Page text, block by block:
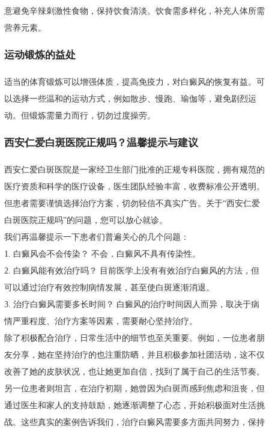
意避免辛辣刺激性食物，保持饮食清淡。饮食需多样化，补充人体所需
营养元素。
运动锻炼的益处
适当的体育锻炼可以增强体质，提高免疫力，对白癜风的恢复有益。可
以选择一些温和的运动方式，例如散步、慢跑、瑜伽等，避免剧烈运
动。但锻炼需量力而行，切勿过度操劳。
西安仁爱白斑医院正规吗？温馨提示与建议
西安仁爱白斑医院是一家经卫生部门批准的正规专科医院，拥有规范的
医疗资质和科学的医疗设备，医生团队经验丰富，收费标准公开透明。
但患者需要谨慎选择治疗方案，切勿轻信不真实广告。关于“西安仁爱
白斑医院正规吗”的问题，您可以放心就诊。
我们再温馨提示一下患者们普遍关心的几个问题：
1. 白癜风会不会传染？ 不会，白癜风不具有传染性。
2. 白癜风能有效治疗吗？ 目前医学上没有有效治疗白癜风的方法，但
可以通过治疗有效控制病情发展，甚至使白斑逐渐消退。
3. 治疗白癜风需要多长时间？ 白癜风的治疗时间因人而异，取决于病
情严重程度、治疗方案等因素，需要耐心坚持治疗。
除了积极配合治疗，日常生活中的细节也至关重要。例如，一位患者朋
友分享，她在坚持治疗的也注重防晒，并且积极参加社团活动，这不仅
改善了她的皮肤状况，也让她更加自信，找到了属于自己的生活节奏。
另一位患者则坦言，在治疗初期，她曾因为白斑而感到焦虑和沮丧，但
通过医生和家人的支持鼓励，她逐渐调整了心态，开始积极面对生活挑
战。这些真实的案例告诉我们，治疗白癜风需要多方面共同努力，保持